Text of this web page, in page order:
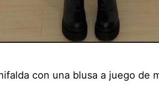
con una blusa a juego de